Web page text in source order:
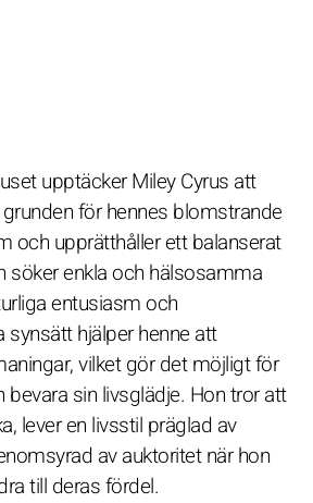
upptäcker Miley Cyrus att
för hennes blomstrande
och upprätthåller ett balanserat
söker enkla och hälsosamma
entusiasm och
hjälper henne att
vilket gör det möjligt för
bevara sin livsglädje. Hon tror att
lever en livsstil präglad av
av auktoritet när hon
till deras fördel.